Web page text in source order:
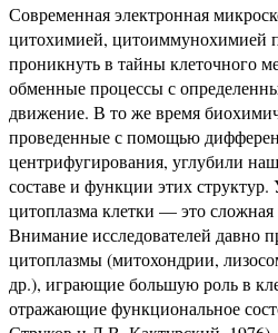
Современная электронная
цитохимией, цитоиммунохимией
проникнуть в тайны клеточного
обменные процессы с
движение. В то же время
проведенные с помощью
центрифугирования, углубили
составе и функции этих структур.
цитоплазма клетки — это сложная
Внимание исследователей давно
цитоплазмы (митохондрии,
др.), играющие большую роль в
отражающие функциональное